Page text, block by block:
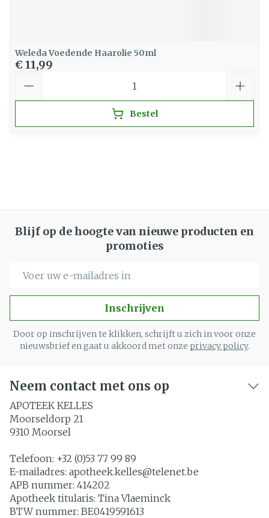
Weleda Voedende Haarolie 50ml
€ 11,99
Bestel
Blijf op de hoogte van nieuwe producten en
promoties
Inschrijven
Door op inschrijven te klikken, schrijft u zich in voor onze
nieuwsbrief en gaat u akkoord met onze privacy policy.
Neem contact met ons op
APOTEEK KELLES
Moorseldorp 21
9310 Moorsel
Telefoon: +32 (0)53 77 99 89
E-mailadres: apotheek.kelles@telenet.be
APB nummer: 414202
Apotheek titularis: Tina Vlaeminck
BTW nummer: BE0419591613